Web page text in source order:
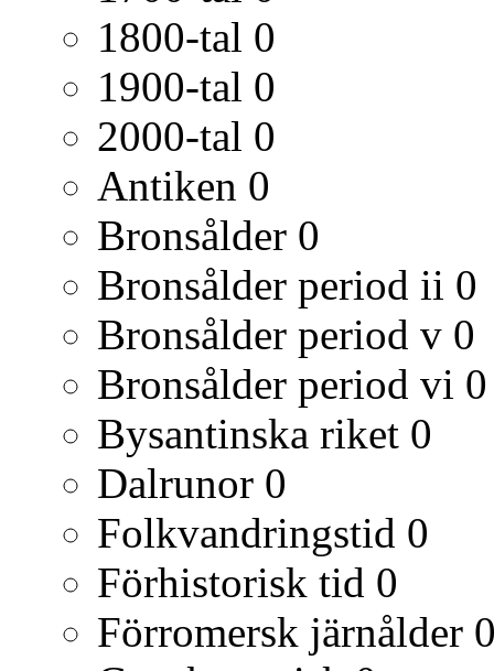
1800-tal 0
1900-tal 0
2000-tal 0
Antiken 0
Bronsålder 0
Bronsålder period ii 0
Bronsålder period v 0
Bronsålder period vi 0
Bysantinska riket 0
Dalrunor 0
Folkvandringstid 0
Förhistorisk tid 0
Förromersk järnålder